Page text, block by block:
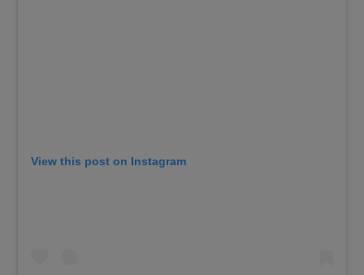
View this post on Instagram